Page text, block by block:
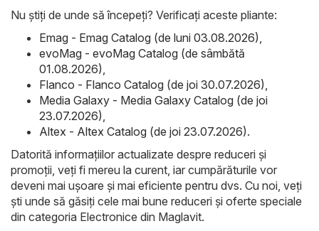
Nu știți de unde să începeți? Verificați aceste pliante:
Emag - Emag Catalog (de luni 03.08.2026)
evoMag - evoMag Catalog (de sâmbătă
01.08.2026)
Flanco - Flanco Catalog (de joi 30.07.2026)
Media Galaxy - Media Galaxy Catalog (de joi
23.07.2026)
Altex - Altex Catalog (de joi 23.07.2026).
Datorită informațiilor actualizate despre reduceri și
promoții, veți fi mereu la curent, iar cumpărăturile vor
deveni mai ușoare și mai eficiente pentru dvs. Cu noi, veți
ști unde să găsiți cele mai bune reduceri și oferte speciale
din categoria Electronice din Maglavit.